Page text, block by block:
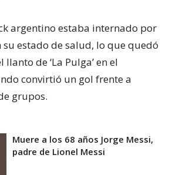
argentino estaba internado por
estado de salud, lo que quedó
de ‘La Pulga’ en el
convirtió un gol frente a
grupos.
Muere a los 68 años Jorge Messi,
padre de Lionel Messi